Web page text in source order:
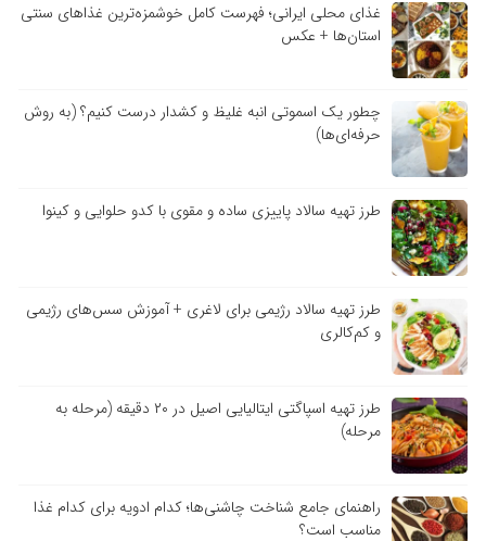
غذای محلی ایرانی؛ فهرست کامل خوشمزه‌ترین غذاهای سنتی
استان‌ها + عکس
چطور یک اسموتی انبه غلیظ و کشدار درست کنیم؟ (به روش
حرفه‌ای‌ها)
طرز تهیه سالاد پاییزی ساده و مقوی با کدو حلوایی و کینوا
طرز تهیه سالاد رژیمی برای لاغری + آموزش سس‌های رژیمی
و کم‌کالری
طرز تهیه اسپاگتی ایتالیایی اصیل در ۲۰ دقیقه (مرحله به
مرحله)
راهنمای جامع شناخت چاشنی‌ها؛ کدام ادویه برای کدام غذا
مناسب است؟